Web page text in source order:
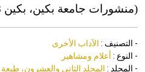
(منشورات جامعة بكين، بكين 1998).
- التصنيف : الآداب الأخرى
- النوع : أعلام ومشاهير
- المجلد : المجلد الثاني والعشرون، طبعة 2008، دمشق